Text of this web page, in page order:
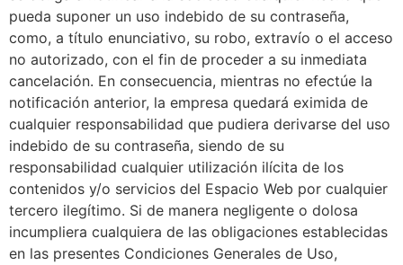
pueda suponer un uso indebido de su contraseña,
como, a título enunciativo, su robo, extravío o el acceso
no autorizado, con el fin de proceder a su inmediata
cancelación. En consecuencia, mientras no efectúe la
notificación anterior, la empresa quedará eximida de
cualquier responsabilidad que pudiera derivarse del uso
indebido de su contraseña, siendo de su
responsabilidad cualquier utilización ilícita de los
contenidos y/o servicios del Espacio Web por cualquier
tercero ilegítimo. Si de manera negligente o dolosa
incumpliera cualquiera de las obligaciones establecidas
en las presentes Condiciones Generales de Uso,